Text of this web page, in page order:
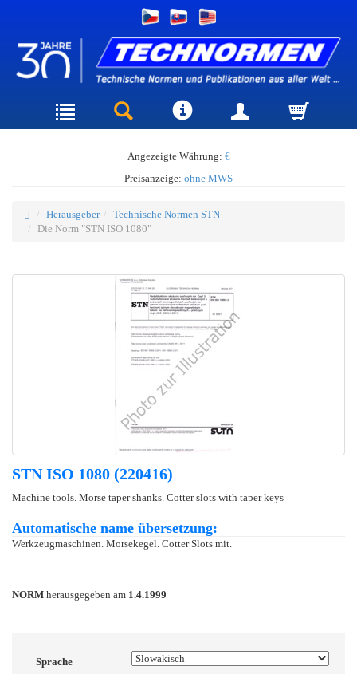
Angezeigte Währung: €
Preisanzeige: ohne MWS
Herausgeber
Technische Normen STN
Die Norm "STN ISO 1080"
STN ISO 1080 (220416)
Machine tools. Morse taper shanks. Cotter slots with taper keys
Automatische name übersetzung:
Werkzeugmaschinen. Morsekegel. Cotter Slots mit.
NORM herausgegeben am 1.4.1999
Sprache